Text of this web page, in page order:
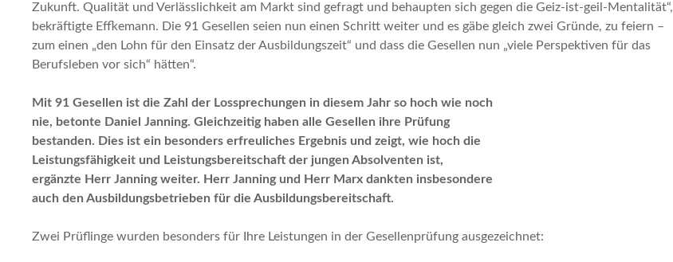
Zukunft. Qualität und Verlässlichkeit am Markt sind gefragt und behaupten sich gegen die Geiz-ist-geil-Mentalität“,
bekräftigte Effkemann. Die 91 Gesellen seien nun einen Schritt weiter und es gäbe gleich zwei Gründe, zu feiern –
zum einen „den Lohn für den Einsatz der Ausbildungszeit“ und dass die Gesellen nun „viele Perspektiven für das
Berufsleben vor sich“ hätten“.
Mit 91 Gesellen ist die Zahl der Lossprechungen in diesem Jahr so hoch wie noch
nie, betonte Daniel Janning. Gleichzeitig haben alle Gesellen ihre Prüfung
bestanden. Dies ist ein besonders erfreuliches Ergebnis und zeigt, wie hoch die
Leistungsfähigkeit und Leistungsbereitschaft der jungen Absolventen ist,
ergänzte Herr Janning weiter. Herr Janning und Herr Marx dankten insbesondere
auch den Ausbildungsbetrieben für die Ausbildungsbereitschaft.
Zwei Prüflinge wurden besonders für Ihre Leistungen in der Gesellenprüfung ausgezeichnet: